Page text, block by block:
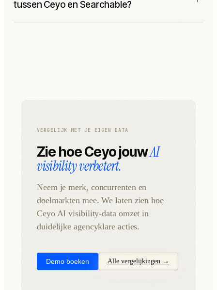
visibility-data, site audits en content. Ceyo ondersteunt ook
tussen Ceyo en Searchable?
VERGELIJK MET JE EIGEN DATA
Zie hoe Ceyo jouwAI
visibility verbetert.
Neem je merk, concurrenten en
doelmarkten mee. We laten zien hoe
Ceyo AI visibility-data omzet in
duidelijke agencyklare acties.
Demo boeken Alle vergelijkingen →